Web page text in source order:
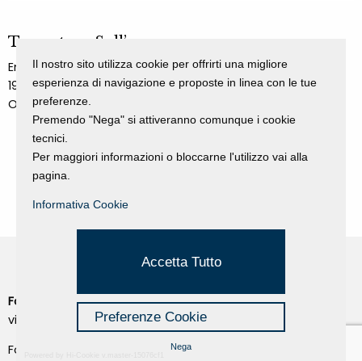
Tramatura Sull’azzurro
Emilio Scanavino
1970
Olio su legno
Fondazione Dino Zoli
viale Bologna 288, Forlì
Fondo dot. euro 285.000 i.v.
Cookie Policy
Privacy Policy
Il nostro sito utilizza cookie per offrirti una migliore
esperienza di navigazione e proposte in linea con le tue
preferenze.
Premendo "Nega" si attiveranno comunque i cookie
tecnici.
Per maggiori informazioni o bloccarne l'utilizzo vai alla
pagina.
Informativa Cookie
Accetta Tutto
Preferenze Cookie
Nega